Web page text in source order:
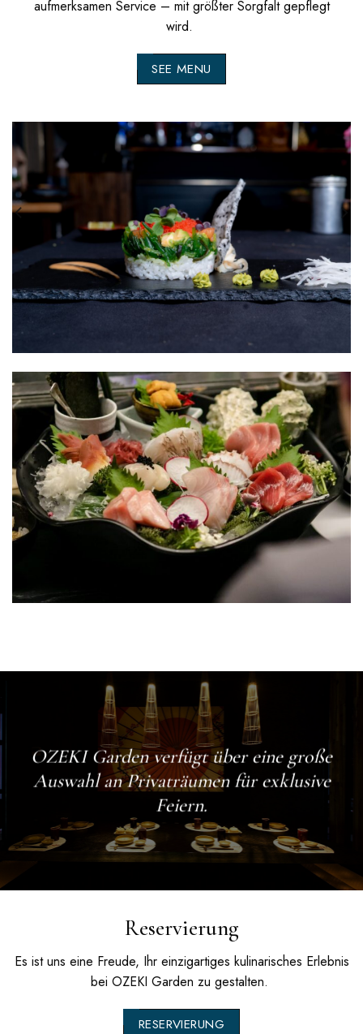
aufmerksamen Service – mit größter Sorgfalt gepflegt
wird.
SEE MENU
OZEKI Gardenverfügt über eine große
Auswahl an Privaträumen für exklusive
Feiern.
Reservierung
Es ist uns eine Freude, Ihr einzigartiges kulinarisches Erlebnis
bei OZEKI Garden zu gestalten.
RESERVIERUNG